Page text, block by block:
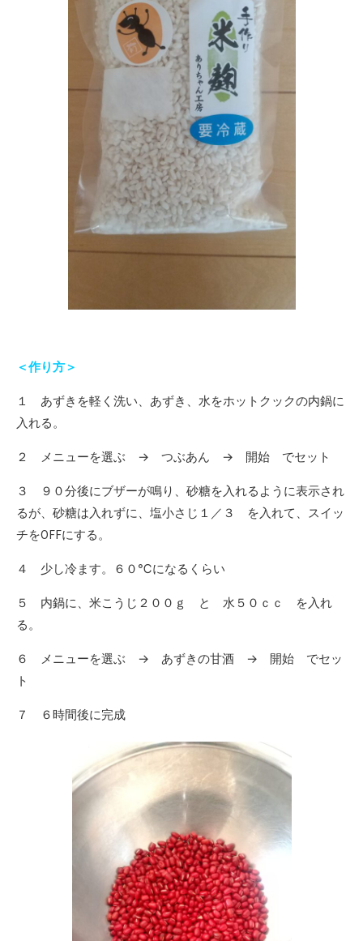
＜作り方＞
１ あずきを軽く洗い、あずき、水をホットクックの内鍋に
入れる。
２ メニューを選ぶ → つぶあん → 開始 でセット
３ ９０分後にブザーが鳴り、砂糖を入れるように表示され
るが、砂糖は入れずに、塩小さじ１／３ を入れて、スイッ
チをOFFにする。
４ 少し冷ます。６０℃になるくらい
５ 内鍋に、米こうじ２００ｇ と 水５０ｃｃ を入れ
る。
６ メニューを選ぶ → あずきの甘酒 → 開始 でセッ
ト
７ ６時間後に完成